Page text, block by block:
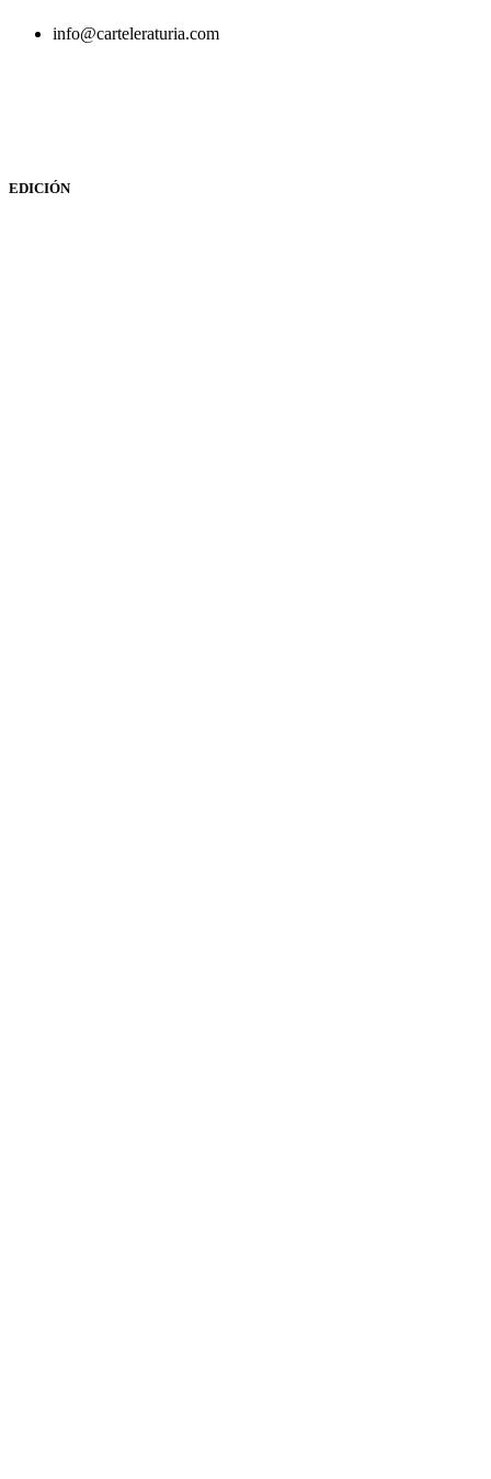
info@carteleraturia.com
EDICIÓN